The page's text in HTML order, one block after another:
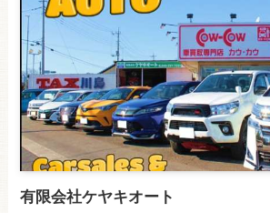
有限会社ケヤキオート